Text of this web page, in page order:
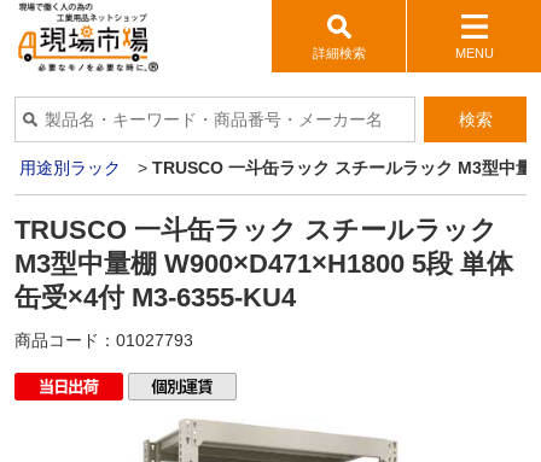
詳細検索 MENU
検索
用途別ラック > TRUSCO 一斗缶ラック スチールラック M3型中
TRUSCO 一斗缶ラック スチールラック
M3型中量棚 W900×D471×H1800 5段 単体
缶受×4付 M3-6355-KU4
商品コード： 01027793